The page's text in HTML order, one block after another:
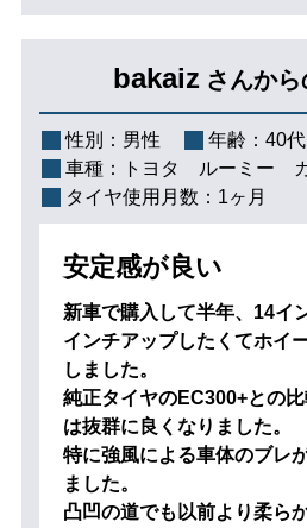
bakaiz さんか
性別： 男性 年齢： 40代
車種：
トヨタ ルーミー
タイヤ使用月数： 1ヶ月
安定感が良い
新車で購入して半年、14イ
インチアップしたくてホイ
しました。
純正タイヤのEC300+との
は抜群に良くなりました。
特に強風による車体のブレ
ました。
凸凹の道でも以前より柔ら